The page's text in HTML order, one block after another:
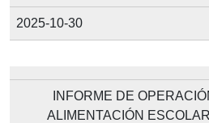
2025-10-30
INFORME DE
ALIMENTACIÓN